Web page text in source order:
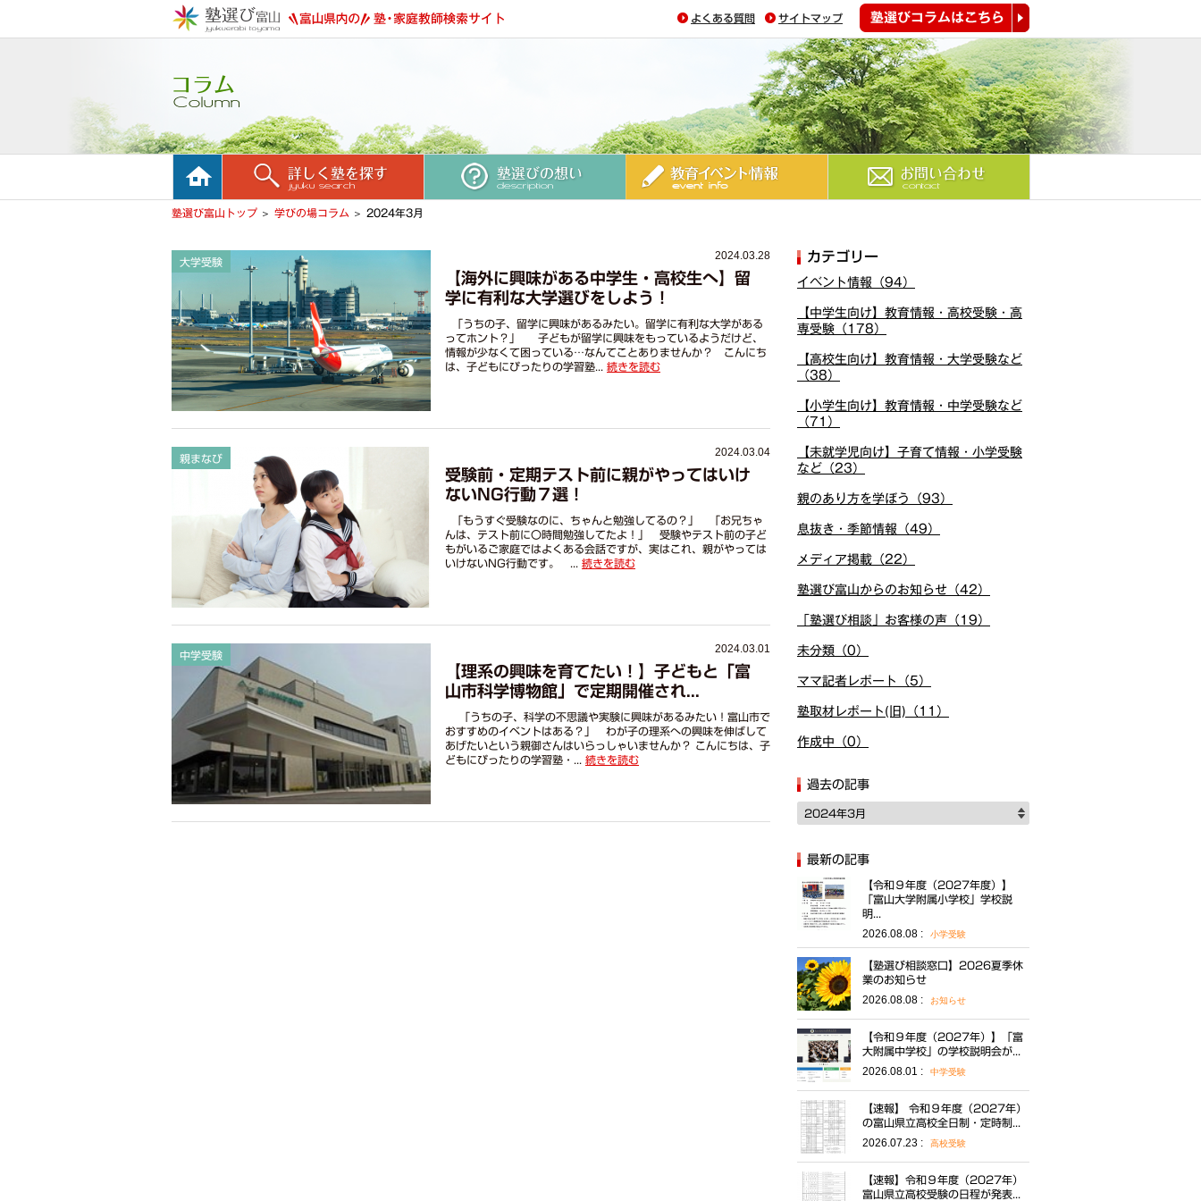
よくある質問 サイトマップ
塾選びコラムはこちら
ホーム 詳しく塾を探す
塾選び富山トップ 学びの場コラム 2024年3月
大学受験 2024.03.28
【海外に興味がある中学生・高校生へ】留
学に有利な大学選びをしよう！
「うちの子、留学に興味があるみたい。留学に有利な大学がある
ってホント？」 子どもが留学に興味をもっているようだけど、
情報が少なくて困っている…なんてことありませんか？ こんにち
は、子どもにぴったりの学習塾... 続きを読む
親まなび 2024.03.04
受験前・定期テスト前に親がやってはいけ
ないNG行動７選！
「もうすぐ受験なのに、ちゃんと勉強してるの？」 「お兄ちゃ
んは、テスト前に〇時間勉強してたよ！」 受験やテスト前の子ど
もがいるご家庭ではよくある会話ですが、実はこれ、親がやっては
いけないNG行動です。 ... 続きを読む
中学受験 2024.03.01
【理系の興味を育てたい！】子どもと「富
山市科学博物館」で定期開催され...
「うちの子、科学の不思議や実験に興味があるみたい！富山市で
おすすめのイベントはある？」 わが子の理系への興味を伸ばして
あげたいという親御さんはいらっしゃいませんか？ こんにちは、子
どもにぴったりの学習塾・... 続きを読む
カテゴリー
イベント情報（94）
【中学生向け】教育情報・高校受験・高
専受験（178）
【高校生向け】教育情報・大学受験など
（38）
【小学生向け】教育情報・中学受験など
（71）
【未就学児向け】子育て情報・小学受験
など（23）
親のあり方を学ぼう（93）
息抜き・季節情報（49）
メディア掲載（22）
塾選び富山からのお知らせ（42）
「塾選び相談」お客様の声（19）
未分類（0）
ママ記者レポート（5）
塾取材レポート(旧)（11）
作成中（0）
過去の記事
2024年3月
最新の記事
【令和９年度（2027年度）】
「富山大学附属小学校」学校説
明...
2026.08.08 : 小学受験
【塾選び相談窓口】2026夏季休
業のお知らせ
2026.08.08 : お知らせ
【令和９年度（2027年）】「富
大附属中学校」の学校説明会が...
2026.08.01 : 中学受験
【速報】 令和９年度（2027年）
の富山県立高校全日制・定時制...
2026.07.23 : 高校受験
【速報】令和９年度（2027年）
富山県立高校受験の日程が発表...